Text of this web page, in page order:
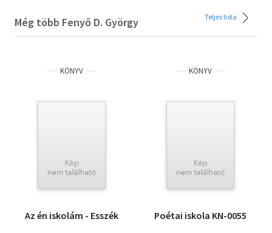
Még több Fenyő D. György Teljes lista
KÖNYV
Az én iskolám - Esszék
KÖNYV
Poétai iskola KN-0055